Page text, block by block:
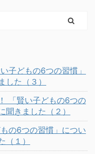
子どもの6つの習慣」
た（３）
「賢い子どもの6つの
きました（２）
の6つの習慣」につい
１）